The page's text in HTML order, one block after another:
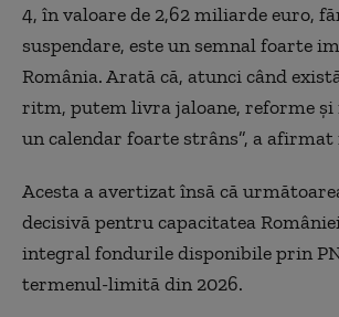
4, în valoare de 2,62 miliarde euro,
suspendare, este un semnal foarte
România. Arată că, atunci când
ritm, putem livra jaloane, reforme
un calendar foarte strâns”, a
Acesta a avertizat însă că
decisivă pentru capacitatea
integral fondurile disponibile prin
termenul-limită din 2026.